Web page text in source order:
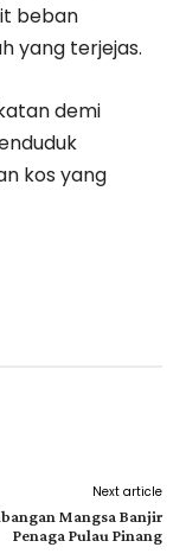
beban
yang terjejas.
demi
kos yang
Next article
Mangsa Banjir
Penaga Pulau Pinang